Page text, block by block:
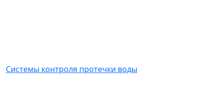
Системы контроля протечки воды